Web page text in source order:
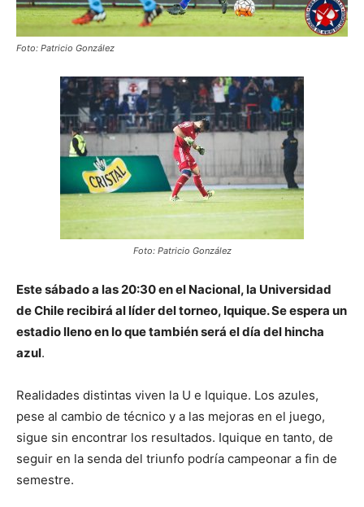
Foto: Patricio González
Foto: Patricio González
Este sábado a las 20:30 en el Nacional, la Universidad
de Chile recibirá al líder del torneo, Iquique. Se espera un
estadio lleno en lo que también será el día del hincha
azul.
Realidades distintas viven la U e Iquique. Los azules,
pese al cambio de técnico y a las mejoras en el juego,
sigue sin encontrar los resultados. Iquique en tanto, de
seguir en la senda del triunfo podría campeonar a fin de
semestre.